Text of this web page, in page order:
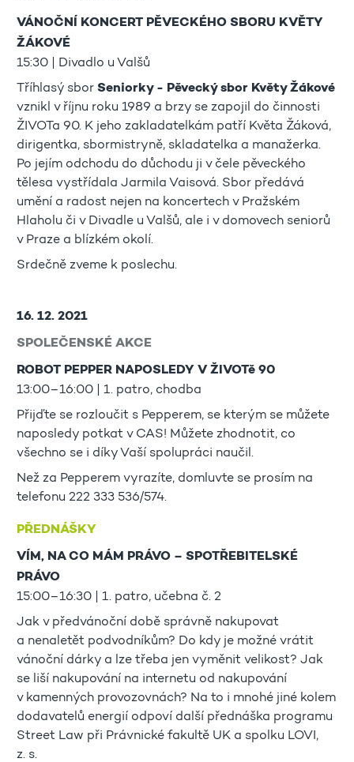
VÁNOČNÍ KONCERT PĚVECKÉHO SBORU KVĚTY
ŽÁKOVÉ
15:30 | Divadlo u Valšů
Tříhlasý sbor Seniorky - Pěvecký sbor Květy Žákové
vznikl v říjnu roku 1989 a brzy se zapojil do činnosti
ŽIVOTa 90. K jeho zakladatelkám patří Květa Žáková,
dirigentka, sbormistryně, skladatelka a manažerka.
Po jejím odchodu do důchodu ji v čele pěveckého
tělesa vystřídala Jarmila Vaisová. Sbor předává
umění a radost nejen na koncertech v Pražském
Hlaholu či v Divadle u Valšů, ale i v domovech seniorů
v Praze a blízkém okolí.
Srdečně zveme k poslechu.
16. 12. 2021
SPOLEČENSKÉ AKCE
ROBOT PEPPER NAPOSLEDY V ŽIVOTě 90
13:00–16:00 | 1. patro, chodba
Přijďte se rozloučit s Pepperem, se kterým se můžete
naposledy potkat v CAS! Můžete zhodnotit, co
všechno se i díky Vaší spolupráci naučil.
Než za Pepperem vyrazíte, domluvte se prosím na
telefonu 222 333 536/574.
PŘEDNÁŠKY
VÍM, NA CO MÁM PRÁVO – SPOTŘEBITELSKÉ
PRÁVO
15:00–16:30 | 1. patro, učebna č. 2
Jak v předvánoční době správně nakupovat
a nenaletět podvodníkům? Do kdy je možné vrátit
vánoční dárky a lze třeba jen vyměnit velikost? Jak
se liší nakupování na internetu od nakupování
v kamenných provozovnách? Na to i mnohé jiné kolem
dodavatelů energií odpoví další přednáška programu
Street Law při Právnické fakultě UK a spolku LOVI,
z. s.